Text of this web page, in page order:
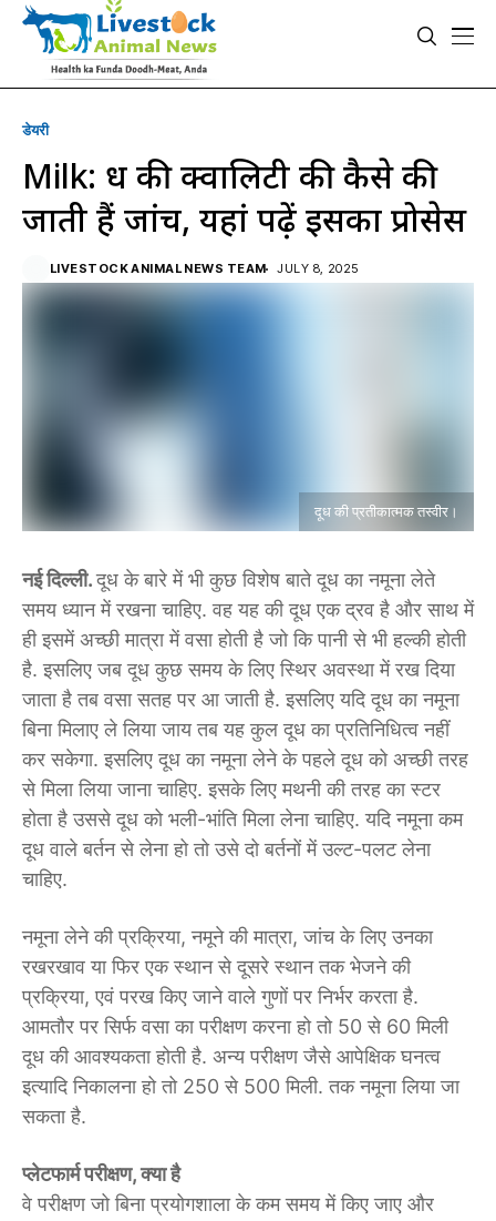
डेयरी
Milk: दूध की क्वालिटी की कैसे की
जाती हैं जांच, यहां पढ़ें इसका प्रोसेस
LIVESTOCK ANIMAL NEWS TEAM JULY 8, 2025
दूध की प्रतीकात्मक तस्वीर।
नई दिल्ली.दूध के बारे में भी कुछ विशेष बाते दूध का नमूना लेते
समय ध्यान में रखना चाहिए. वह यह की दूध एक द्रव है और साथ में
ही इसमें अच्छी मात्रा में वसा होती है जो कि पानी से भी हल्की होती
है. इसलिए जब दूध कुछ समय के लिए स्थिर अवस्था में रख दिया
जाता है तब वसा सतह पर आ जाती है. इसलिए यदि दूध का नमूना
बिना मिलाए ले लिया जाय तब यह कुल दूध का प्रतिनिधित्व नहीं
कर सकेगा. इसलिए दूध का नमूना लेने के पहले दूध को अच्छी तरह
से मिला लिया जाना चाहिए. इसके लिए मथनी की तरह का स्टर
होता है उससे दूध को भली-भांति मिला लेना चाहिए. यदि नमूना कम
दूध वाले बर्तन से लेना हो तो उसे दो बर्तनों में उल्ट-पलट लेना
चाहिए.
नमूना लेने की प्रक्रिया, नमूने की मात्रा, जांच के लिए उनका
रखरखाव या फिर एक स्थान से दूसरे स्थान तक भेजने की
प्रक्रिया, एवं परख किए जाने वाले गुणों पर निर्भर करता है.
आमतौर पर सिर्फ वसा का परीक्षण करना हो तो 50 से 60 मिली
दूध की आवश्यकता होती है. अन्य परीक्षण जैसे आपेक्षिक घनत्व
इत्यादि निकालना हो तो 250 से 500 मिली. तक नमूना लिया जा
सकता है.
प्लेटफार्म परीक्षण, क्या है
वे परीक्षण जो बिना प्रयोगशाला के कम समय में किए जाए और